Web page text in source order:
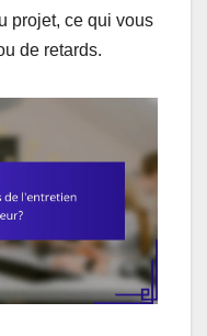
projet, ce qui vous
de retards.